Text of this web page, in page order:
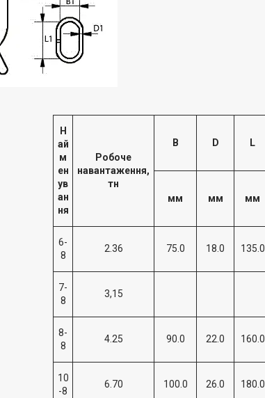
Н
ай
м
ен
ув
ан
ня
Робоче
навантаження,
тн
B D L
мм
мм мм
6-
8
2.36 75.0 18.0 135.0
7-
8
3,15
8-
8
4.25 90.0 22.0 160.0
10
-8
6.70 100.0 26.0 180.0